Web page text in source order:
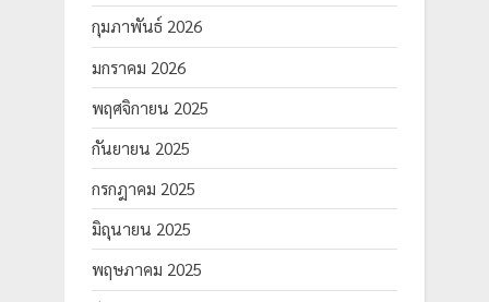
กุมภาพันธ์ 2026
มกราคม 2026
พฤศจิกายน 2025
กันยายน 2025
กรกฎาคม 2025
มิถุนายน 2025
พฤษภาคม 2025